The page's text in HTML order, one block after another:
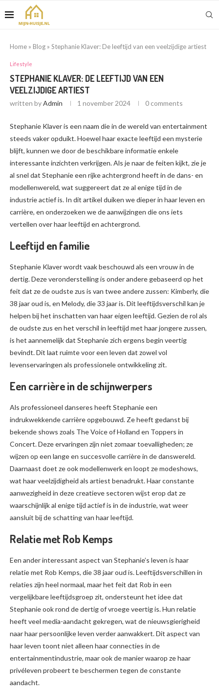
Home » Blog » Stephanie Klaver: De leeftijd van een veelzijdige artiest
Lifestyle
STEPHANIE KLAVER: DE LEEFTIJD VAN EEN
VEELZIJDIGE ARTIEST
written byAdmin 1 november 2024 0 comments
Stephanie Klaver is een naam die in de wereld van entertainment
steeds vaker opduikt. Hoewel haar exacte leeftijd een mysterie
blijft, kunnen we door de beschikbare informatie enkele
interessante inzichten verkrijgen. Als je naar de feiten kijkt, zie je
al snel dat Stephanie een rijke achtergrond heeft in de dans- en
modellenwereld, wat suggereert dat ze al enige tijd in de
industrie actief is. In dit artikel duiken we dieper in haar leven en
carrière, en onderzoeken we de aanwijzingen die ons iets
vertellen over haar leeftijd en achtergrond.
Leeftijd en familie
Stephanie Klaver wordt vaak beschouwd als een vrouw in de
dertig. Deze veronderstelling is onder andere gebaseerd op het
feit dat ze de oudste zus is van twee andere zussen: Kimberly, die
38 jaar oud is, en Melody, die 33 jaar is. Dit leeftijdsverschil kan je
helpen bij het inschatten van haar eigen leeftijd. Gezien de rol als
de oudste zus en het verschil in leeftijd met haar jongere zussen,
is het aannemelijk dat Stephanie zich ergens begin veertig
bevindt. Dit laat ruimte voor een leven dat zowel vol
levenservaringen als professionele ontwikkeling zit.
Een carrière in de schijnwerpers
Als professioneel danseres heeft Stephanie een
indrukwekkende carrière opgebouwd. Ze heeft gedanst bij
bekende shows zoals The Voice of Holland en Toppers in
Concert. Deze ervaringen zijn niet zomaar toevalligheden; ze
wijzen op een lange en succesvolle carrière in de danswereld.
Daarnaast doet ze ook modellenwerk en loopt ze modeshows,
wat haar veelzijdigheid als artiest benadrukt. Haar constante
aanwezigheid in deze creatieve sectoren wijst erop dat ze
waarschijnlijk al enige tijd actief is in de industrie, wat weer
aansluit bij de schatting van haar leeftijd.
Relatie met Rob Kemps
Een ander interessant aspect van Stephanie’s leven is haar
relatie met Rob Kemps, die 38 jaar oud is. Leeftijdsverschillen in
relaties zijn heel normaal, maar het feit dat Rob in een
vergelijkbare leeftijdsgroep zit, ondersteunt het idee dat
Stephanie ook rond de dertig of vroege veertig is. Hun relatie
heeft veel media-aandacht gekregen, wat de nieuwsgierigheid
naar haar persoonlijke leven verder aanwakkert. Dit aspect van
haar leven toont niet alleen haar connecties in de
entertainmentindustrie, maar ook de manier waarop ze haar
privéleven probeert te beschermen tegen de constante
aandacht.